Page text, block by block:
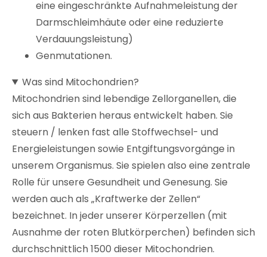
eine eingeschränkte Aufnahmeleistung der
Darmschleimhäute oder eine reduzierte
Verdauungsleistung)
Genmutationen.
Was sind Mitochondrien?
Mitochondrien sind lebendige Zellorganellen, die
sich aus Bakterien heraus entwickelt haben. Sie
steuern / lenken fast alle Stoffwechsel- und
Energieleistungen sowie Entgiftungsvorgänge in
unserem Organismus. Sie spielen also eine zentrale
Rolle für unsere Gesundheit und Genesung. Sie
werden auch als „Kraftwerke der Zellen“
bezeichnet. In jeder unserer Körperzellen (mit
Ausnahme der roten Blutkörperchen) befinden sich
durchschnittlich 1500 dieser Mitochondrien.